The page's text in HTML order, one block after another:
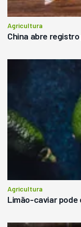
Agricultura
China abre
Agricultura
Limão-caviar pode